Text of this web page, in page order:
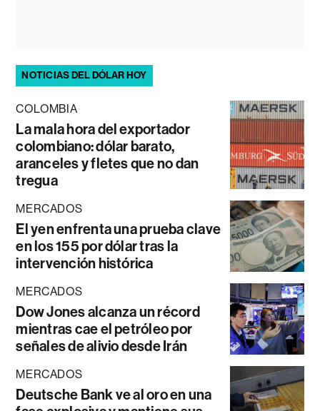
NOTICIAS DEL DÓLAR HOY
COLOMBIA
La mala hora del exportador
colombiano: dólar barato,
aranceles y fletes que no dan
tregua
MERCADOS
El yen enfrenta una prueba clave
en los 155 por dólar tras la
intervención histórica
MERCADOS
Dow Jones alcanza un récord
mientras cae el petróleo por
señales de alivio desde Irán
MERCADOS
Deutsche Bank ve al oro en una